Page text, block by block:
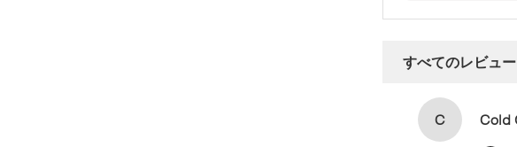
すべてのレビュー
C